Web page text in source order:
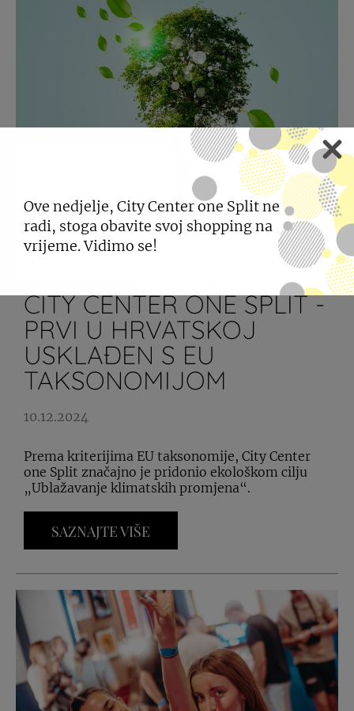
CITY CENTER ONE SPLIT -
PRVI U HRVATSKOJ
USKLAĐEN S EU
TAKSONOMIJOM
10.12.2024
Prema kriterijima EU taksonomije, City Center
one Split značajno je pridonio ekološkom cilju
„Ublažavanje klimatskih promjena“.
SAZNAJTE VIŠE
Ove nedjelje, City Center one Split ne
radi, stoga obavite svoj shopping na
vrijeme. Vidimo se!